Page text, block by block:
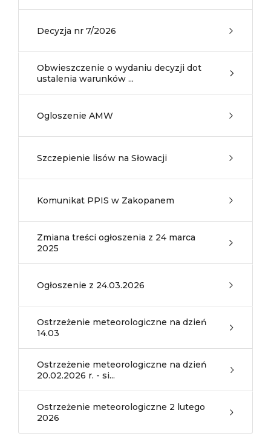
Decyzja nr 7/2026
Obwieszczenie o wydaniu decyzji dot
ustalenia warunków ...
Ogloszenie AMW
Szczepienie lisów na Słowacji
Komunikat PPIS w Zakopanem
Zmiana treści ogłoszenia z 24 marca
2025
Ogłoszenie z 24.03.2026
Ostrzeżenie meteorologiczne na dzień
14.03
Ostrzeżenie meteorologiczne na dzień
20.02.2026 r. - si...
Ostrzeżenie meteorologiczne 2 lutego
2026